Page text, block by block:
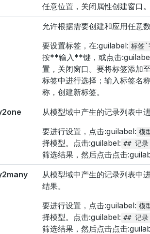
任意位置，关闭属性创建窗口。
允许根据需要创建和应用任意
要设置标签，在:guilabel: 标签
按**输入**键，或点击
置，关闭窗口。要将标签添加
标签中进行选择；输入标签名
称，创建新标签。
从模型域中产生的记录列表中
要进行设置，点击:guilabel: 模
择模型。点击:guilabel: ## 记录
筛选结果，然后点击点击
从模型域中产生的记录列表中
结果。
要进行设置，点击:guilabel: 模
择模型。点击:guilabel: ## 记录
筛选结果，然后点击点击